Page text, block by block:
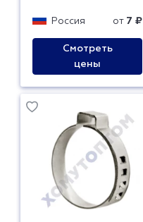
Россия от 7 ₽
Смотреть
цены